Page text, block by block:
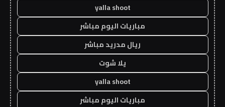
yalla shoot
مباريات اليوم مباشر
ريال مدريد مباشر
يلا شوت
yalla shoot
مباريات اليوم مباشر